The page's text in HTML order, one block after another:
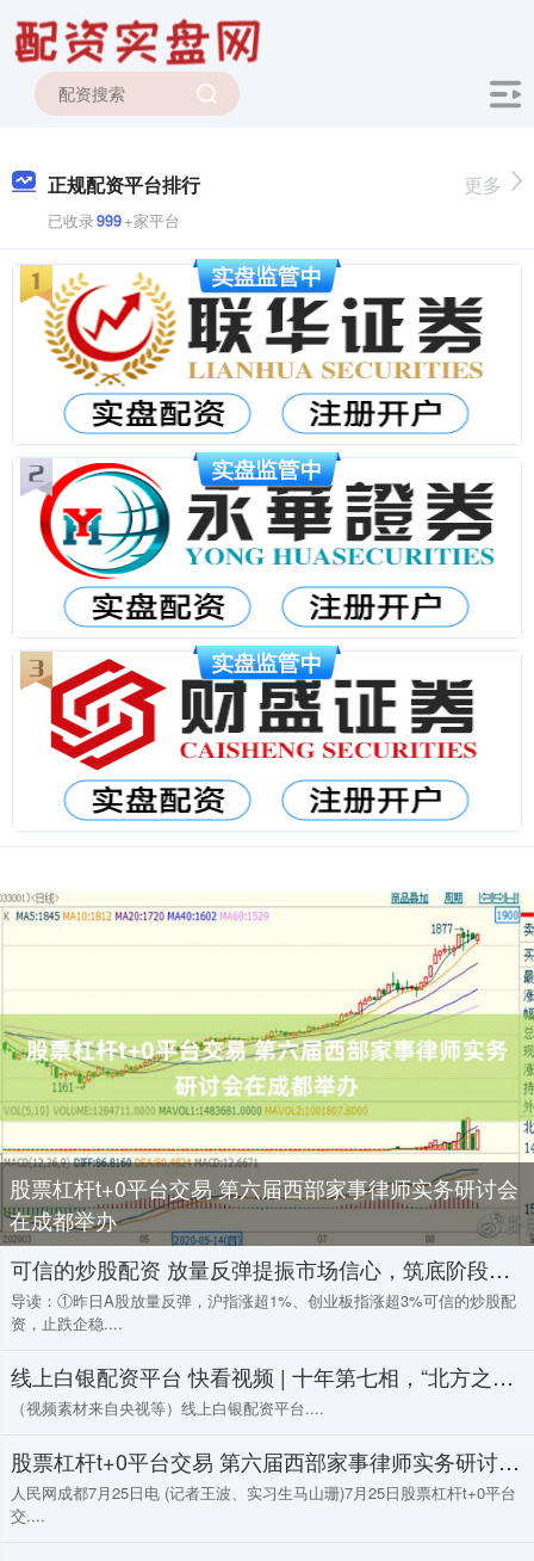
正规配资平台排行
已收录999+家平台
更多
股票杠杆t+0平台交易 第六届西部家事律师实务研讨会
在成都举办
可信的炒股配资 放量反弹提振市场信心，筑底阶段盘面热点或延续快速轮动
导读：①昨日A股放量反弹，沪指涨超1%、创业板指涨超3%可信的炒股配
资，止跌企稳....
线上白银配资平台 快看视频 | 十年第七相，“北方之王”入主唐宁街，他能拯救英国吗？
（视频素材来自央视等）线上白银配资平台....
股票杠杆t+0平台交易 第六届西部家事律师实务研讨会在成都举办
人民网成都7月25日电 (记者王波、实习生马山珊)7月25日股票杠杆t+0平台
交....